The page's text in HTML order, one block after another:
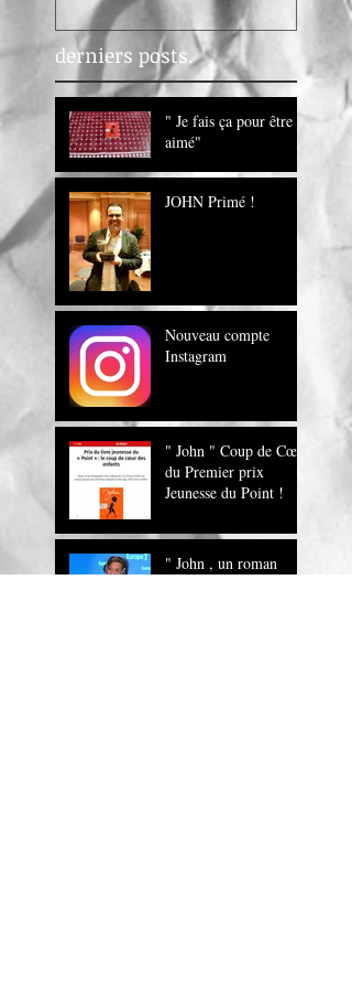
derniers posts.
" Je fais ça pour être
aimé"
JOHN Primé !
Nouveau compte
Instagram
" John " Coup de Cœur
du Premier prix
Jeunesse du Point !
" John , un roman